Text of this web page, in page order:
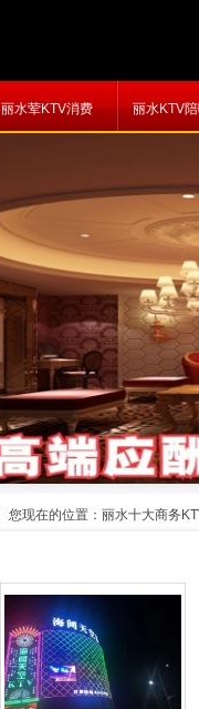
丽水荤KTV消费 丽水KTV
您现在的位置： 丽水十大商务